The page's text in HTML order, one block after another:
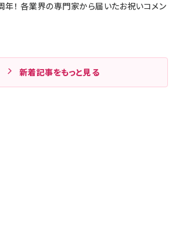
年！ 各業界の専門家から届いたお祝いコメン
新着記事をもっと見る